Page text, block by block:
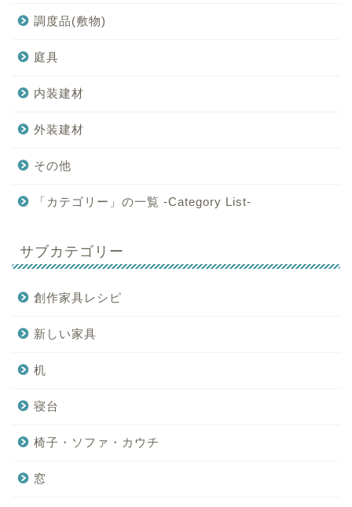
調度品(敷物)
庭具
内装建材
外装建材
その他
「カテゴリー」の一覧 -Category List-
サブカテゴリー
創作家具レシピ
新しい家具
机
寝台
椅子・ソファ・カウチ
窓